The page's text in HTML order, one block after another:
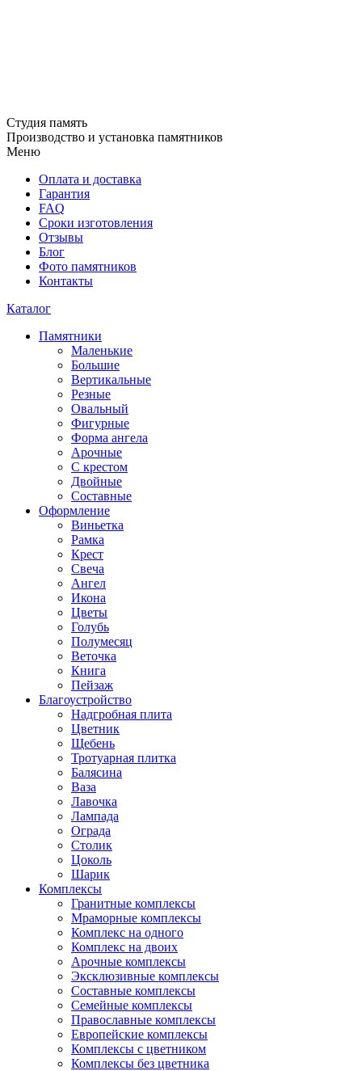
Студия память
Производство и установка памятников
Меню
Оплата и доставка
Гарантия
FAQ
Сроки изготовления
Отзывы
Блог
Фото памятников
Контакты
Каталог
Памятники
Маленькие
Большие
Вертикальные
Резные
Овальный
Фигурные
Форма ангела
Арочные
С крестом
Двойные
Составные
Оформление
Виньетка
Рамка
Крест
Свеча
Ангел
Икона
Цветы
Голубь
Полумесяц
Веточка
Книга
Пейзаж
Благоустройство
Надгробная плита
Цветник
Щебень
Тротуарная плитка
Балясина
Ваза
Лавочка
Лампада
Ограда
Столик
Цоколь
Шарик
Комплексы
Гранитные комплексы
Мраморные комплексы
Комплекс на одного
Комплекс на двоих
Арочные комплексы
Эксклюзивные комплексы
Составные комплексы
Семейные комплексы
Православные комплексы
Европейские комплексы
Комплексы с цветником
Комплексы без цветника